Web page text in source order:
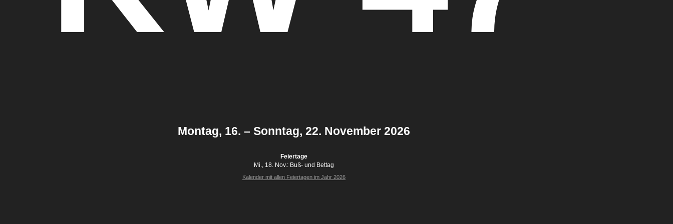
Montag, 16. – Sonntag, 22. November 2026
Feiertage
Mi., 18. Nov.: Buß- und Bettag
Kalender mit allen Feiertagen im Jahr 2026